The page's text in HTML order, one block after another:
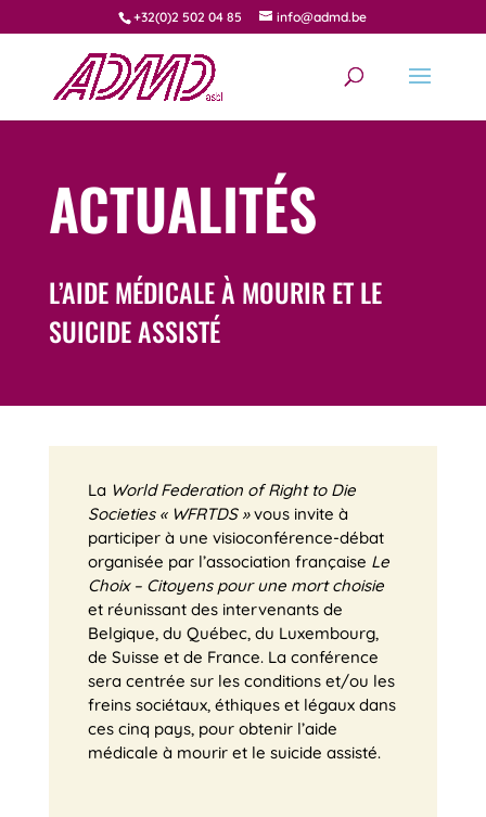
+32(0)2 502 04 85 info@admd.be
ACTUALITÉS
L’AIDE MÉDICALE À MOURIR ET LE
SUICIDE ASSISTÉ
La World Federation of Right to Die
Societies « WFRTDS »vous invite à
participer à une visioconférence-débat
organisée par l’association française ­Le
Choix – Citoyens pour une mort choisie
et réunissant des intervenants de
Belgique, du Québec, du Luxembourg,
de Suisse et de France. La conférence
sera centrée sur les conditions et/ou les
freins sociétaux, éthiques et légaux dans
ces cinq pays, pour obtenir l’aide
médicale à mourir et le suicide assisté.